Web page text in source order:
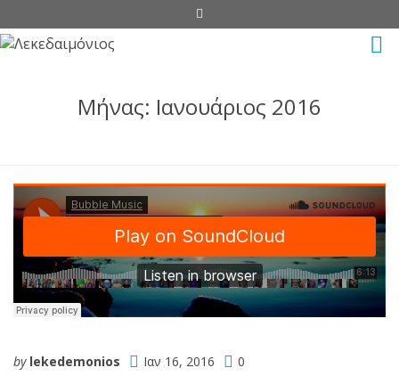
Μήνας: Ιανουάριος 2016
by lekedemonios Ιαν 16, 2016 0